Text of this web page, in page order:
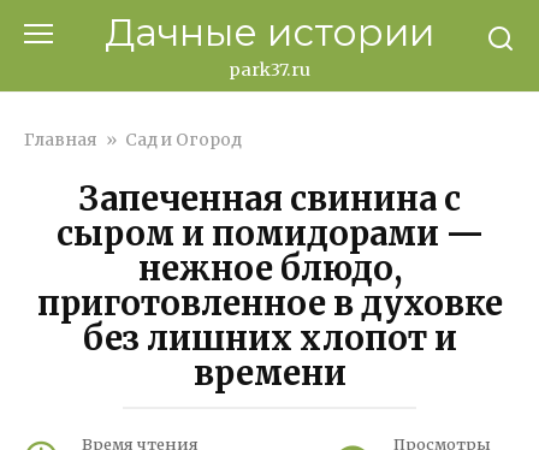
Дачные истории
park37.ru
Главная » Сад и Огород
Запеченная свинина с
сыром и помидорами —
нежное блюдо,
приготовленное в духовке
без лишних хлопот и
времени
Время чтения Просмотры